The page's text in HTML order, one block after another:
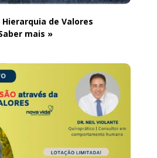
Hierarquia de Valores
mais »